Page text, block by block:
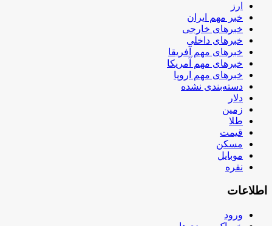
ارز
خبر مهم ایران
خبرهای خارجی
خبرهای داخلی
خبرهای مهم آفریقا
خبرهای مهم آمریکا
خبرهای مهم اروپا
دسته‌بندی نشده
دلار
زمین
طلا
قیمت
مسکن
موبایل
نقره
اطلاعات
ورود